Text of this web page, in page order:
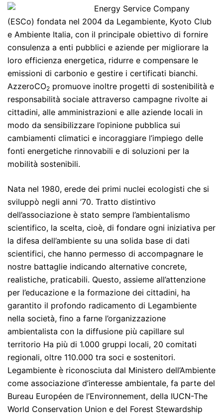
Energy Service Company
(ESCo) fondata nel 2004 da Legambiente, Kyoto Club
e Ambiente Italia, con il principale obiettivo di fornire
consulenza a enti pubblici e aziende per migliorare la
loro efficienza energetica, ridurre e compensare le
emissioni di carbonio e gestire i certificati bianchi.
AzzeroCO2 promuove inoltre progetti di sostenibilità e
responsabilità sociale attraverso campagne rivolte ai
cittadini, alle amministrazioni e alle aziende locali in
modo da sensibilizzare l’opinione pubblica sui
cambiamenti climatici e incoraggiare l’impiego delle
fonti energetiche rinnovabili e di soluzioni per la
mobilità sostenibili.
Nata nel 1980, erede dei primi nuclei ecologisti che si
sviluppò negli anni ’70. Tratto distintivo
dell’associazione è stato sempre l’ambientalismo
scientifico, la scelta, cioè, di fondare ogni iniziativa per
la difesa dell’ambiente su una solida base di dati
scientifici, che hanno permesso di accompagnare le
nostre battaglie indicando alternative concrete,
realistiche, praticabili. Questo, assieme all’attenzione
per l’educazione e la formazione dei cittadini, ha
garantito il profondo radicamento di Legambiente
nella società, fino a farne l’organizzazione
ambientalista con la diffusione più capillare sul
territorio Ha più di 1.000 gruppi locali, 20 comitati
regionali, oltre 110.000 tra soci e sostenitori.
Legambiente è riconosciuta dal Ministero dell’Ambiente
come associazione d’interesse ambientale, fa parte del
Bureau Européen de l’Environnement, della IUCN-The
World Conservation Union e del Forest Stewardship